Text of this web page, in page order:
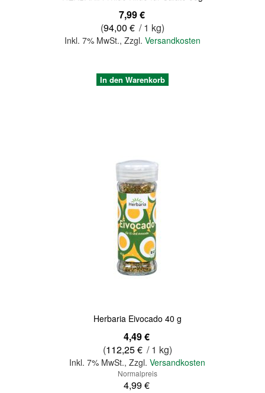
7,99 €
(94,00 € / 1 kg)
Inkl. 7% MwSt., Zzgl. Versandkosten
In den Warenkorb
Herbaria Eivocado 40 g
4,49 €
(112,25 € / 1 kg)
Inkl. 7% MwSt.,Zzgl.Versandkosten
Normalpreis
4,99 €